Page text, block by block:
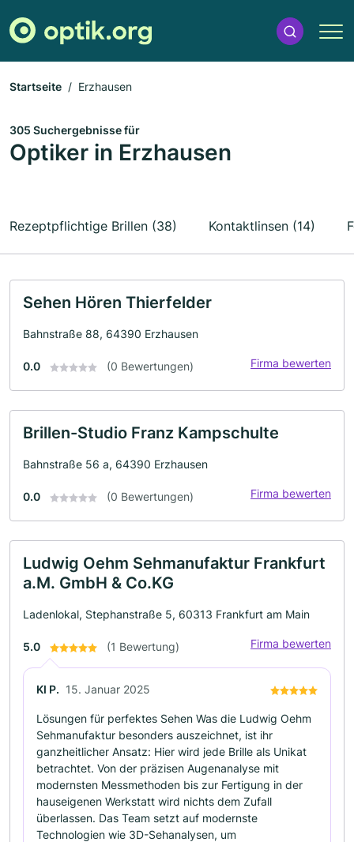
Startseite Erzhausen
305 Suchergebnisse für
Optiker in Erzhausen
Rezeptpflichtige Brillen (38) Kontaktlinsen (14)
Sehen Hören Thierfelder
Bahnstraße 88, 64390 Erzhausen
0.0 (0 Bewertungen) Firma bewerten
Brillen-Studio Franz Kampschulte
Bahnstraße 56 a, 64390 Erzhausen
0.0 (0 Bewertungen) Firma bewerten
Ludwig Oehm Sehmanufaktur Frankfurt
a.M. GmbH & Co.KG
Ladenlokal, Stephanstraße 5, 60313 Frankfurt am Main
5.0 (1 Bewertung) Firma bewerten
KI P. 15. Januar 2025
Lösungen für perfektes Sehen Was die Ludwig Oehm
Sehmanufaktur besonders auszeichnet, ist ihr
ganzheitlicher Ansatz: Hier wird jede Brille als Unikat
betrachtet. Von der präzisen Augenanalyse mit
modernsten Messmethoden bis zur Fertigung in der
hauseigenen Werkstatt wird nichts dem Zufall
überlassen. Das Team setzt auf modernste
Technologien wie 3D-Sehanalysen, um